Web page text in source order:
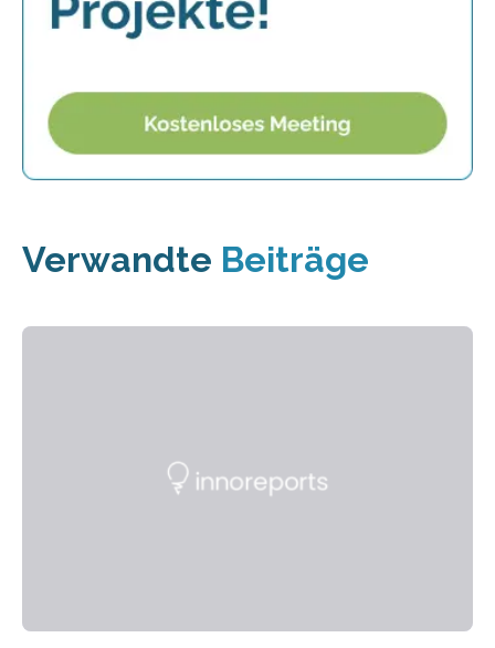
Verwandte Beiträge